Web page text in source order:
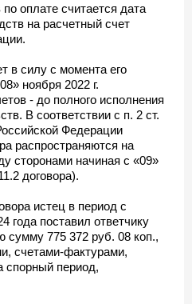
оплате считается дата
на расчетный счет
в силу с момента его
ноября 2022 г.
- до полного исполнения
В соответствии с п. 2 ст.
Федерации
распространяются на
сторонами начиная с «09»
договора).
истец в период с
года поставил ответчику
775 372 руб. 08 коп.,
счетами-фактурами,
спорный период,